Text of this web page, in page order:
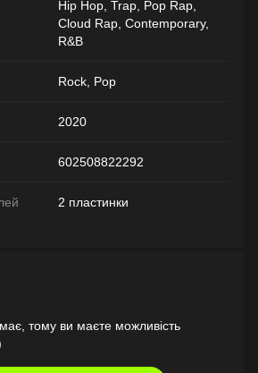
Hip Hop, Trap, Pop Rap,
Cloud Rap, Contemporary,
R&B
Rock, Pop
2020
602508822292
2 пластинки
тому ви маєте можливість